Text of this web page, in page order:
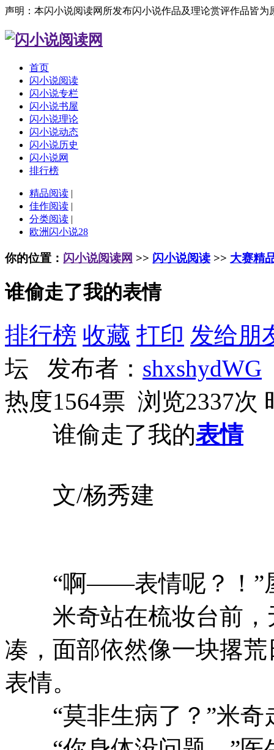
声明：本闪小说阅读网所发布闪小说作品及理论赏评作品皆
首页
闪小说阅读
闪小说专栏
闪小说书屋
闪小说理论
闪小说动态
闪小说历史
闪小说网
排行榜
精品阅读 |
佳作阅读 |
分类阅读 |
欧洲闪小说28
你的位置： 闪小说阅读网 >> 闪小说阅读 >> 大赛精
谁偷走了我的表情
排行榜 收藏 打印 发给朋
坛 发布者： shxshydWG
热度1564票 浏览2337次
谁偷走了我的表情
文/杨秀建
“啊——表情呢？！”屋
米奇站在梳妆台前，
凑，面部依然像一块撂
表情。
“莫非生病了？”米奇